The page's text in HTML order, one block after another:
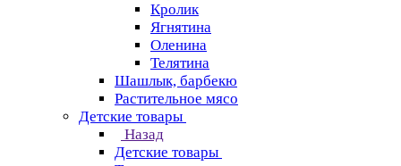
Кролик
Ягнятина
Оленина
Телятина
Шашлык, барбекю
Растительное мясо
Детские товары
Назад
Детские товары